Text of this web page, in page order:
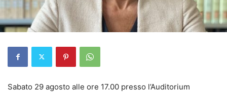
Sabato 29 agosto alle ore 17.00 presso l’Auditorium